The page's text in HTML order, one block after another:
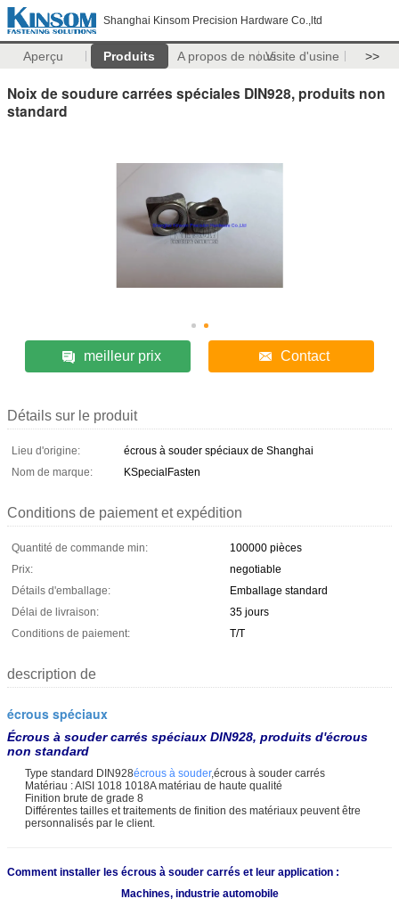
Shanghai Kinsom Precision Hardware Co.,ltd
Aperçu Produits A propos de nousVisite d'usine >>
Noix de soudure carrées spéciales DIN928, produits non
standard
meilleur prix Contact
Détails sur le produit
Lieu d'origine:
écrous à souder spéciaux de Shanghai
Nom de marque:
KSpecialFasten
Conditions de paiement et expédition
Quantité de commande min:
100000 pièces
Prix:
negotiable
Détails d'emballage:
Emballage standard
Délai de livraison:
35 jours
Conditions de paiement:
T/T
description de
écrous spéciaux
Écrous à souder carrés spéciaux DIN928, produits d'écrous
non standard
Type standard DIN928écrous à souder,écrous à souder carrés
Matériau : AISI 1018 1018A matériau de haute qualité
Finition brute de grade 8
Différentes tailles et traitements de finition des matériaux peuvent être
personnalisés par le client.
Comment installer les écrous à souder carrés et leur application :
Machines, industrie automobile